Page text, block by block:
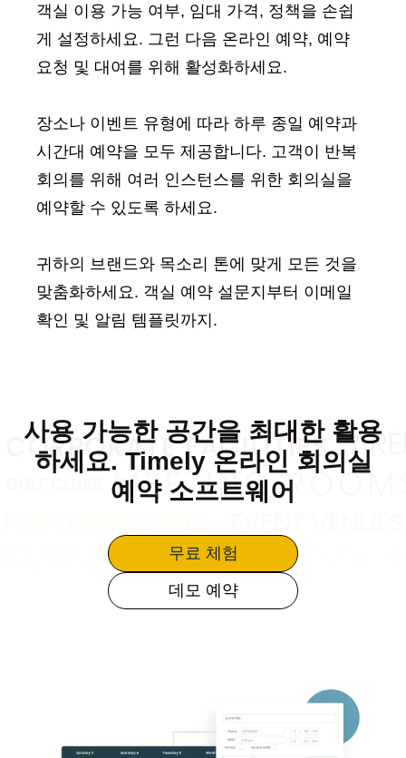
객실 이용 가능 여부, 임대 가격, 정책을 손쉽
게 설정하세요. 그런 다음 온라인 예약, 예약
요청 및 대여를 위해 활성화하세요.
장소나 이벤트 유형에 따라 하루 종일 예약과
시간대 예약을 모두 제공합니다. 고객이 반복
회의를 위해 여러 인스턴스를 위한 회의실을
예약할 수 있도록 하세요.
귀하의 브랜드와 목소리 톤에 맞게 모든 것을
맞춤화하세요. 객실 예약 설문지부터 이메일
확인 및 알림 템플릿까지.
사용 가능한 공간을 최대한 활용
하세요. Timely 온라인 회의실
예약 소프트웨어
무료 체험
데모 예약